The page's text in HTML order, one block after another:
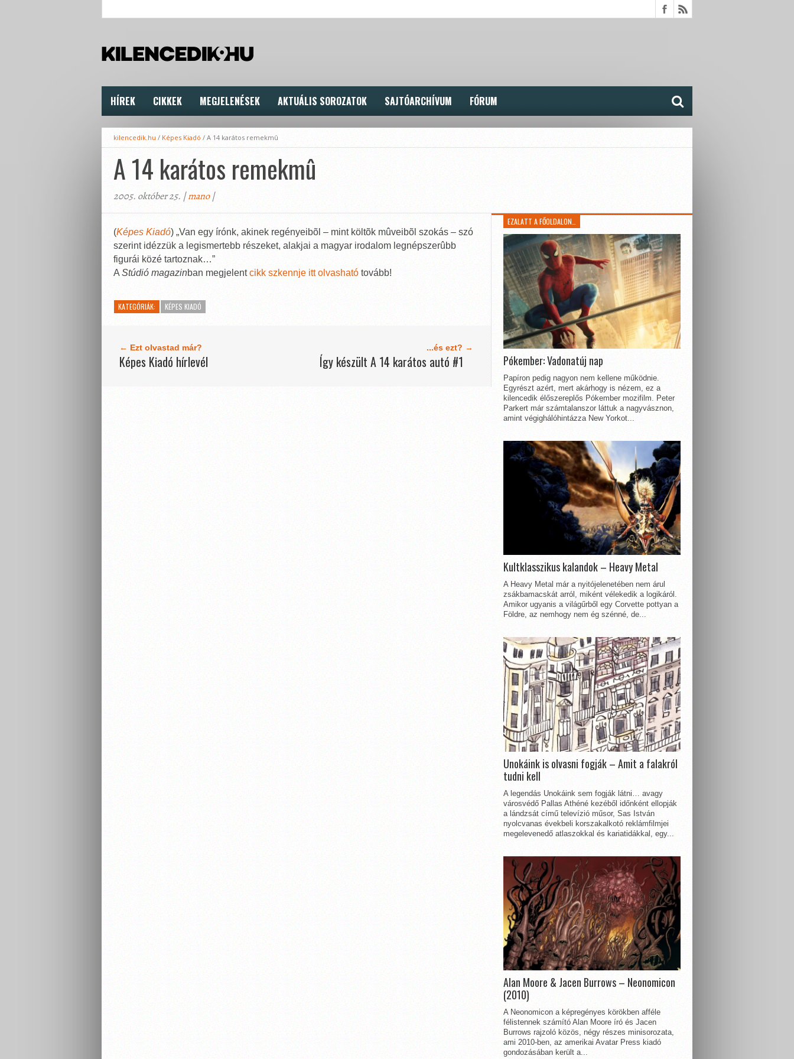
HÍREK CIKKEK MEGJELENÉSEK AKTUÁLIS SOROZATOK SAJTÓARCHÍVUM FÓRUM
kilencedik.hu / Képes Kiadó / A 14 karátos remekmû
A 14 karátos remekmû
2005. október 25. |mano|
(Képes Kiadó) „Van egy írónk, akinek regényeibõl – mint költõk mûveibõl szokás – szó
szerint idézzük a legismertebb részeket, alakjai a magyar irodalom legnépszerûbb
figurái közé tartoznak…”
AStúdió magazinban megjelentcikk szkennje itt olvashatótovább!
KATEGÓRIÁK: KÉPES KIADÓ
← Ezt olvastad már?
Képes Kiadó hírlevél
...és ezt? →
Így készült A 14 karátos autó #1
EZALATT A FŐOLDALON…
Pókember: Vadonatúj nap
Papíron pedig nagyon nem kellene működnie.
Egyrészt azért, mert akárhogy is nézem, ez a
kilencedik élőszereplős Pókember mozifilm. Peter
Parkert már számtalanszor láttuk a nagyvásznon,
amint végighálóhintázza New Yorkot...
Kultklasszikus kalandok – Heavy Metal
A Heavy Metal már a nyitójelenetében nem árul
zsákbamacskát arról, miként vélekedik a logikáról.
Amikor ugyanis a világűrből egy Corvette pottyan a
Földre, az nemhogy nem ég szénné, de...
Unokáink is olvasni fogják – Amit a falakról
tudni kell
A legendás Unokáink sem fogják látni… avagy
városvédő Pallas Athéné kezéből időnként ellopják
a lándzsát című televízió műsor, Sas István
nyolcvanas évekbeli korszakalkotó reklámfilmjei
megelevenedő atlaszokkal és kariatidákkal, egy...
Alan Moore & Jacen Burrows – Neonomicon
(2010)
A Neonomicon a képregényes körökben afféle
félistennek számító Alan Moore író és Jacen
Burrows rajzoló közös, négy részes minisorozata,
ami 2010-ben, az amerikai Avatar Press kiadó
gondozásában került a...